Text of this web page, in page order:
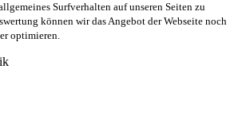
Surfverhalten auf unseren Seiten zu
können wir das Angebot der Webseite noch
optimieren.